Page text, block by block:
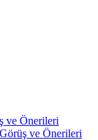
ve Önerileri
Görüş ve Önerileri